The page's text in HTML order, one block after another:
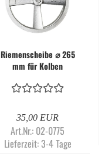
Riemenscheibe ⌀ 265
mm für Kolben
35,00 EUR
Art.Nr.: 02-0775
Lieferzeit:3-4 Tage